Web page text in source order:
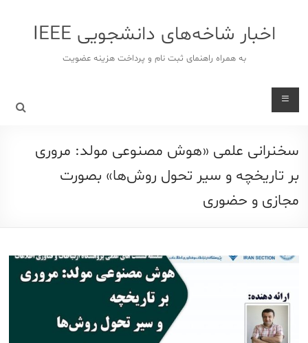
اخبار شاخه‌های دانشجویی IEEE
به همراه راهنمای ثبت نام و پرداخت هزینه عضویت
سخنرانی علمی «هوش مصنوعی مولد: مروری
بر تاریخچه و سیر تحول روش‌ها» بصورت
مجازی و حضوری‎